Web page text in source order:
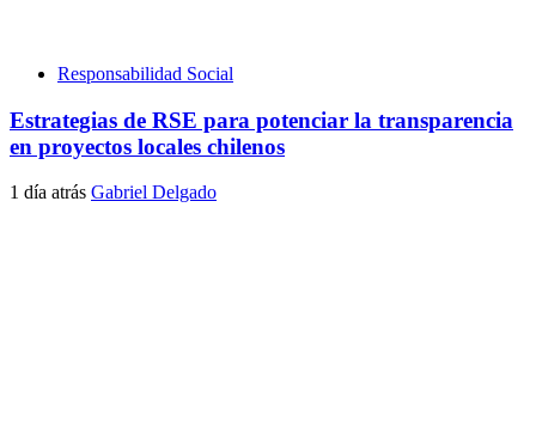
Responsabilidad Social
Estrategias de RSE para potenciar la transparencia
en proyectos locales chilenos
1 día atrás Gabriel Delgado